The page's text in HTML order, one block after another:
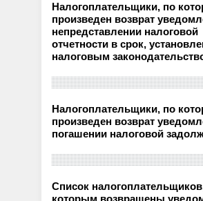
Налогоплательщики, по
произведен возврат
непредставлении налоговой
отчетности в срок,
налоговым
Налогоплательщики, по
произведен возврат
погашении налоговой
Список
которым возвращены